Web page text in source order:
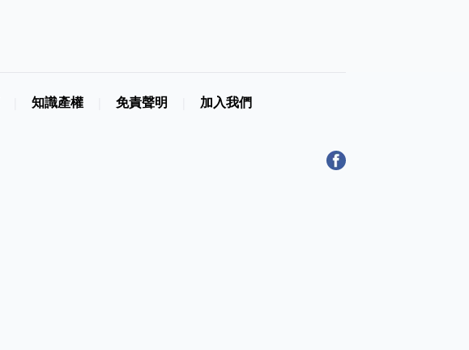
知識產權 免責聲明 加入我們